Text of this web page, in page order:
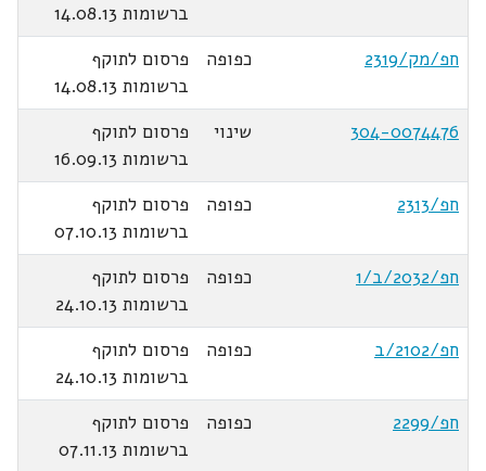
ברשומות 14.08.13
חפ/מק/2319
כפופה
פרסום לתוקף
ברשומות 14.08.13
304-0074476
שינוי
פרסום לתוקף
ברשומות 16.09.13
חפ/2313
כפופה
פרסום לתוקף
ברשומות 07.10.13
חפ/2032/ב/1
כפופה
פרסום לתוקף
ברשומות 24.10.13
חפ/2102/ב
כפופה
פרסום לתוקף
ברשומות 24.10.13
חפ/2299
כפופה
פרסום לתוקף
ברשומות 07.11.13